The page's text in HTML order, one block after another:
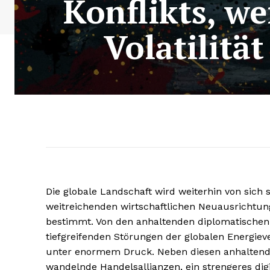
Konflikts,
Volatilität
Die globale Landschaft wird weiterhin von
weitreichenden wirtschaftlichen
bestimmt. Von den anhaltenden
tiefgreifenden Störungen der globalen
unter enormem Druck. Neben diesen
wandelnde Handelsallianzen, ein strengeres